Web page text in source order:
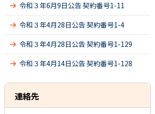
令和３年6月9日公告 契約番号1-11
令和３年4月28日公告 契約番号1-4
令和３年4月28日公告 契約番号1-129
令和３年4月14日公告 契約番号1-128
連絡先